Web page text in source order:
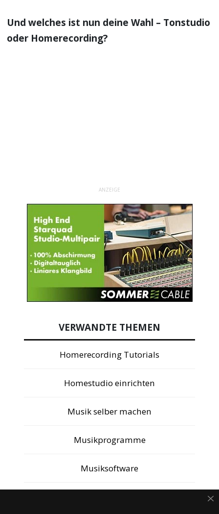
Und welches ist nun deine Wahl – Tonstudio
oder Homerecording?
ANZEIGE
VERWANDTE THEMEN
Homerecording Tutorials
Homestudio einrichten
Musik selber machen
Musikprogramme
Musiksoftware